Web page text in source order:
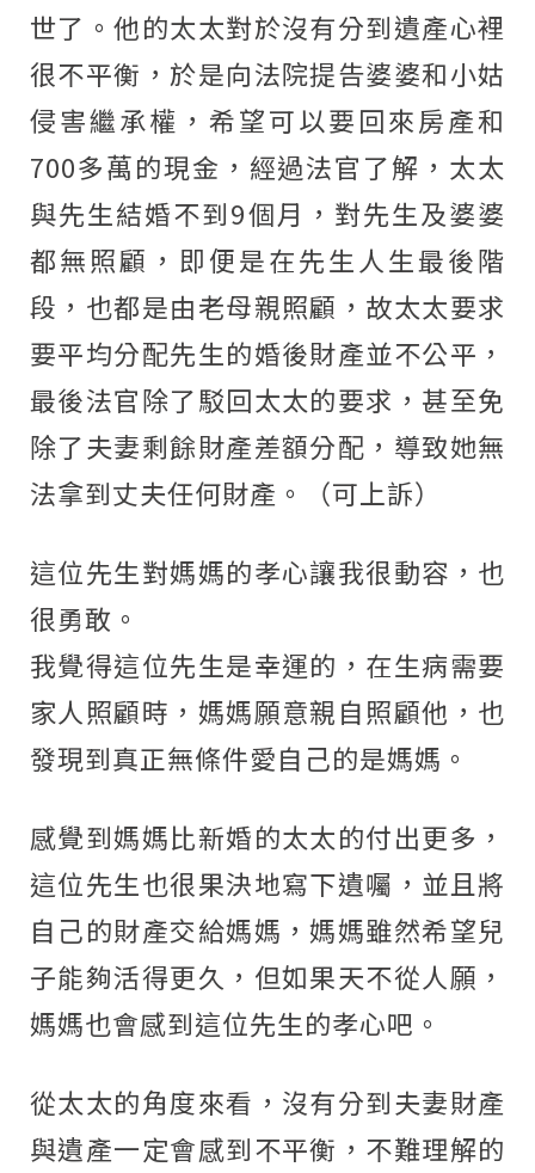
世了。他的太太對於沒有分到遺產心裡
很不平衡，於是向法院提告婆婆和小姑
侵害繼承權，希望可以要回來房產和
700多萬的現金，經過法官了解，太太
與先生結婚不到9個月，對先生及婆婆
都無照顧，即便是在先生人生最後階
段，也都是由老母親照顧，故太太要求
要平均分配先生的婚後財產並不公平，
最後法官除了駁回太太的要求，甚至免
除了夫妻剩餘財產差額分配，導致她無
法拿到丈夫任何財產。（可上訴）
這位先生對媽媽的孝心讓我很動容，也
很勇敢。
我覺得這位先生是幸運的，在生病需要
家人照顧時，媽媽願意親自照顧他，也
發現到真正無條件愛自己的是媽媽。
感覺到媽媽比新婚的太太的付出更多，
這位先生也很果決地寫下遺囑，並且將
自己的財產交給媽媽，媽媽雖然希望兒
子能夠活得更久，但如果天不從人願，
媽媽也會感到這位先生的孝心吧。
從太太的角度來看，沒有分到夫妻財產
與遺產一定會感到不平衡，不難理解的